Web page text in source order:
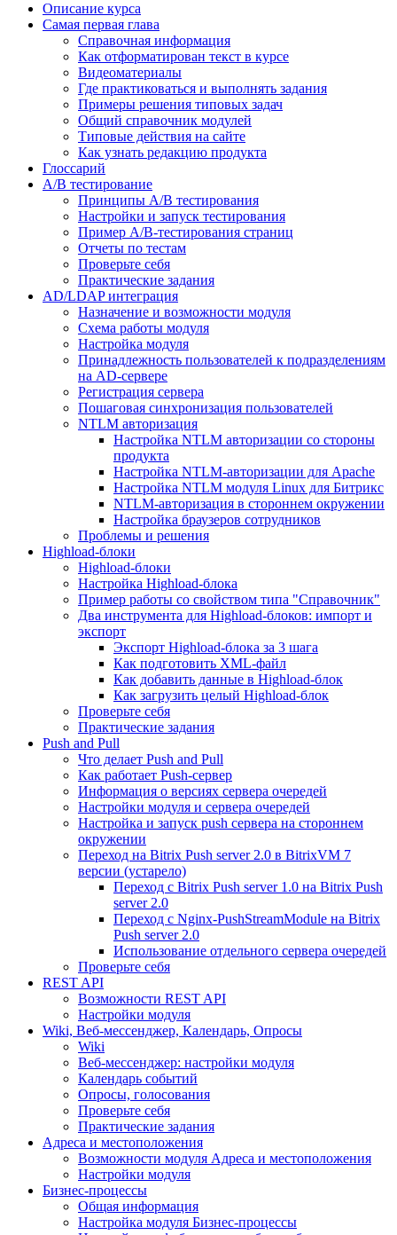
Описание курса
Самая первая глава
Справочная информация
Как отформатирован текст в курсе
Видеоматериалы
Где практиковаться и выполнять задания
Примеры решения типовых задач
Общий справочник модулей
Типовые действия на сайте
Как узнать редакцию продукта
Глоссарий
A/B тестирование
Принципы A/B тестирования
Настройки и запуск тестирования
Пример A/B-тестирования страниц
Отчеты по тестам
Проверьте себя
Практические задания
AD/LDAP интеграция
Назначение и возможности модуля
Схема работы модуля
Настройка модуля
Принадлежность пользователей к подразделениям
на AD-сервере
Регистрация сервера
Пошаговая синхронизация пользователей
NTLM авторизация
Настройка NTLM авторизации со стороны
продукта
Настройка NTLM-авторизации для Apache
Настройка NTLM модуля Linux для Битрикс
NTLM-авторизация в стороннем окружении
Настройка браузеров сотрудников
Проблемы и решения
Highload-блоки
Highload-блоки
Настройка Highload-блока
Пример работы со свойством типа "Справочник"
Два инструмента для Highload-блоков: импорт и
экспорт
Экспорт Highload-блока за 3 шага
Как подготовить XML-файл
Как добавить данные в Highload-блок
Как загрузить целый Highload-блок
Проверьте себя
Практические задания
Push and Pull
Что делает Push and Pull
Как работает Push-сервер
Информация о версиях сервера очередей
Настройки модуля и сервера очередей
Настройка и запуск push сервера на стороннем
окружении
Переход на Bitrix Push server 2.0 в BitrixVM 7
версии (устарело)
Переход с Bitrix Push server 1.0 на Bitrix Push
server 2.0
Переход с Nginx-PushStreamModule на Bitrix
Push server 2.0
Использование отдельного сервера очередей
Проверьте себя
REST API
Возможности REST API
Настройки модуля
Wiki, Веб-мессенджер, Календарь, Опросы
Wiki
Веб-мессенджер: настройки модуля
Календарь событий
Опросы, голосования
Проверьте себя
Практические задания
Адреса и местоположения
Возможности модуля Адреса и местоположения
Настройки модуля
Бизнес-процессы
Общая информация
Настройка модуля Бизнес-процессы